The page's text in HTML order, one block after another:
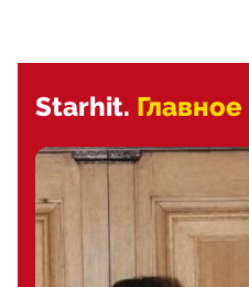
Starhit. Главное